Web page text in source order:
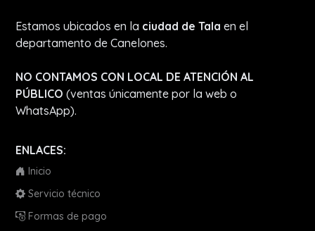
Estamos ubicados en la ciudad de Tala en el
departamento de Canelones.
NO CONTAMOS CON LOCAL DE ATENCIÓN AL
PÚBLICO (ventas únicamente por la web o
WhatsApp).
ENLACES:
Inicio
Servicio técnico
Formas de pago